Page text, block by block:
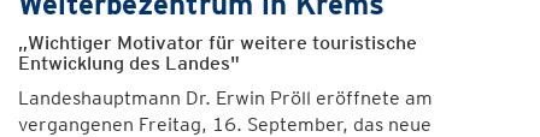
„Wichtiger Motivator für weitere touristische
Entwicklung des Landes"
Landeshauptmann Dr. Erwin Pröll eröffnete am
vergangenen Freitag, 16. September, das neue